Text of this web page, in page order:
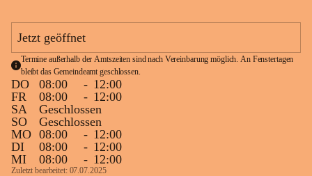
1 Seite•0,1 MB
Jetzt geöffnet
Termine außerhalb der Amtszeiten sind nach Vereinbarung möglich. An Fenstertagen
bleibt das Gemeindeamt geschlossen.
DO 08:00 - 12:00
FR
08:00 - 12:00
SA
Geschlossen
SO
Geschlossen
MO 08:00 - 12:00
DI
08:00 - 12:00
MI
08:00 - 12:00
Zuletzt bearbeitet: 07.07.2025